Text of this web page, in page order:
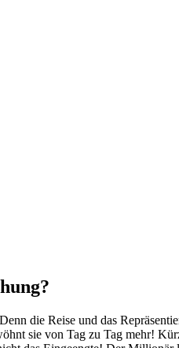
die Reise und das
sie von Tag zu Tag mehr!